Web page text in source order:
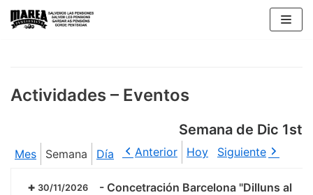
Saltar
Actividades – Eventos
Semana de Dic 1st
Mes Semana Día Anterior Hoy Siguiente
30/11/2026 - Concetración Barcelona "Dilluns al